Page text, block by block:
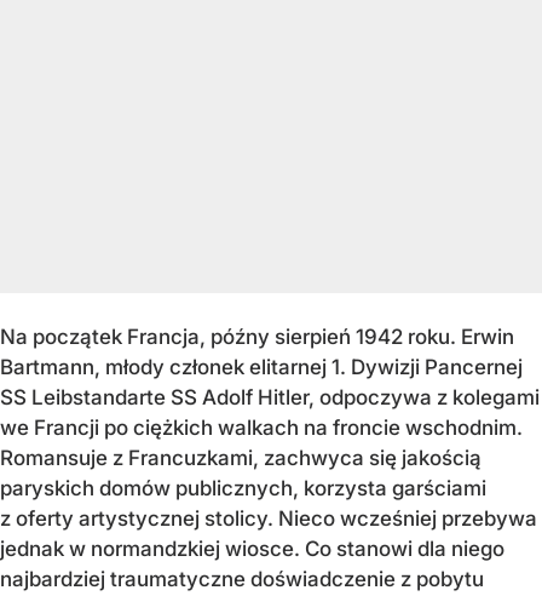
Na początek Francja, późny sierpień 1942 roku. Erwin
Bartmann, młody członek elitarnej 1. Dywizji Pancernej
SS Leibstandarte SS Adolf Hitler, odpoczywa z kolegami
we Francji po ciężkich walkach na froncie wschodnim.
Romansuje z Francuzkami, zachwyca się jakością
paryskich domów publicznych, korzysta garściami
z oferty artystycznej stolicy. Nieco wcześniej przebywa
jednak w normandzkiej wiosce. Co stanowi dla niego
najbardziej traumatyczne doświadczenie z pobytu